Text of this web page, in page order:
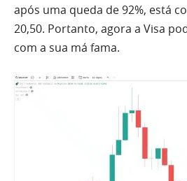
após uma queda de 92%, está
20,50. Portanto, agora a Visa
com a sua má fama.